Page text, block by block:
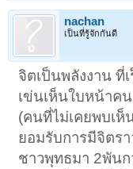
nachan
เป็นที่รู้จักกันดี
จิตเป็นพลังงาน ที่
เข่นเห็นใบหน้าค
(คนที่ไม่เคยพบเห็
ยอมรับการมีจิตร
ชาวพุทธมา 2พันก